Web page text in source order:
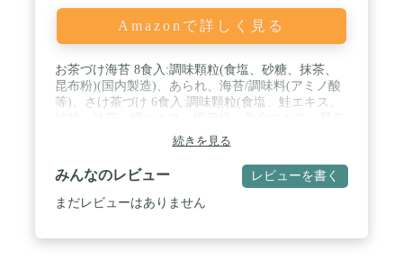
Amazonで詳しく見る
お茶づけ海苔 8食入:調味顆粒(食塩、砂糖、抹茶、
昆布粉)(国内製造)、あられ、海苔/調味料(アミノ酸
等)、さけ茶づけ 6食入:調味顆粒(食塩、鮭エキス、
粉)(国内製造)、鮭フレーク、あられ、海苔/調味料
(アミノ酸等)、紅麹色素、酸化防止剤(ビタミンE)、
クエン酸、(一部にさけ・大豆を含む)、梅干茶づけ
6食入:調味顆粒(食塩、砂糖、抹茶、鰹節粉、昆布
粉、鰹エキス、魚介エキス)(国内製造)、あられ、梅
続きを見る
みんなのレビュー レビューを書く
まだレビューはありません